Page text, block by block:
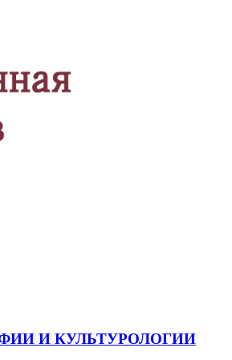
И КУЛЬТУРОЛОГИИ